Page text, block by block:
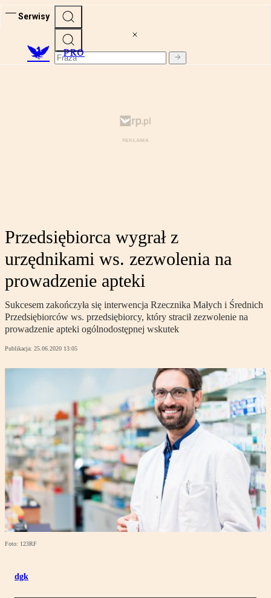
Serwisy
PRO
Przedsiębiorca wygrał z
urzędnikami ws. zezwolenia na
prowadzenie apteki
Sukcesem zakończyła się interwencja Rzecznika Małych i Średnich
Przedsiębiorców ws. przedsiębiorcy, który stracił zezwolenie na
prowadzenie apteki ogólnodostępnej wskutek
Publikacja: 25.06.2020 13:05
Foto: 123RF
dgk